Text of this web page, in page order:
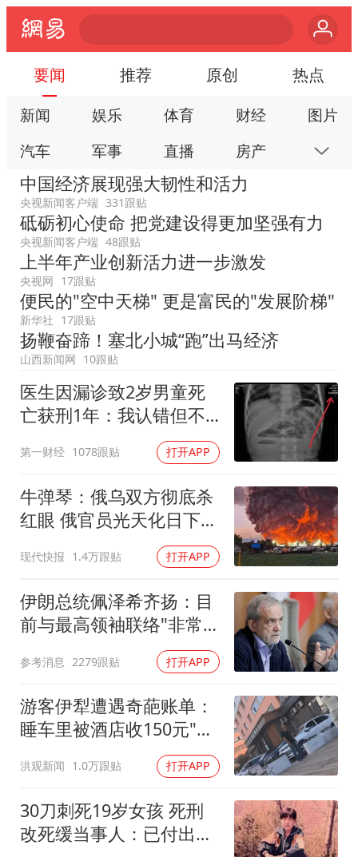
要闻 推荐 原创 热点
新闻 娱乐 体育 财经
图片
汽车
军事 直播 房产
科技
公益
视频 手机 数码
网易号
时尚 家居 跟贴
游戏
教育
公开课 健康 旅游
艺术
双创 数字藏品 小说
中国经济展现强大韧性和活力
央视新闻客户端 331跟贴
砥砺初心使命 把党建设得更加坚强有力
央视新闻客户端 48跟贴
上半年产业创新活力进一步激发
央视网 17跟贴
便民的"空中天梯" 更是富民的"发展阶梯"
新华社 17跟贴
扬鞭奋蹄！塞北小城“跑”出马经济
山西新闻网 10跟贴
医生因漏诊致2岁男童死
亡获刑1年：我认错但不
第一财经 1078跟贴 打开APP
牛弹琴：俄乌双方彻底杀
红眼 俄官员光天化日下被
现代快报 1.4万跟贴 打开APP
伊朗总统佩泽希齐扬：目
前与最高领袖联络"非常
参考消息 2279跟贴 打开APP
游客伊犁遭遇奇葩账单：
睡车里被酒店收150元"住
洪观新闻 1.0万跟贴 打开APP
30刀刺死19岁女孩 死刑
改死缓当事人：已付出沉